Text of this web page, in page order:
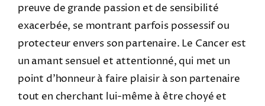
preuve de grande passion et de sensibilité
exacerbée, se montrant parfois possessif ou
protecteur envers son partenaire. Le Cancer est
un amant sensuel et attentionné, qui met un
point d’honneur à faire plaisir à son partenaire
tout en cherchant lui-même à être choyé et